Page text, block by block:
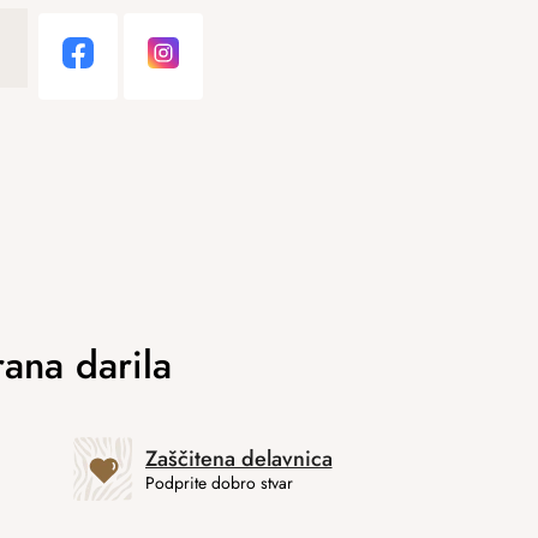
Zaščitena delavnica
Podprite dobro stvar